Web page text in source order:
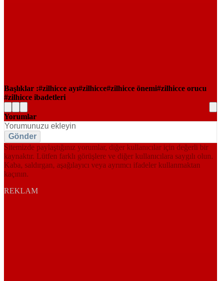
Başlıklar : zilhicce ayı zilhicce zilhicce önemi zilhicce orucu
zilhicce ibadetleri
Yorumlar
Gönder
Sitemizde paylaştığınız yorumlar, diğer kullanıcılar için değerli bir
kaynaktır. Lütfen farklı görüşlere ve diğer kullanıcılara saygılı olun.
Kaba, saldırgan, aşağılayıcı veya ayrımcı ifadeler kullanmaktan
kaçının.
REKLAM